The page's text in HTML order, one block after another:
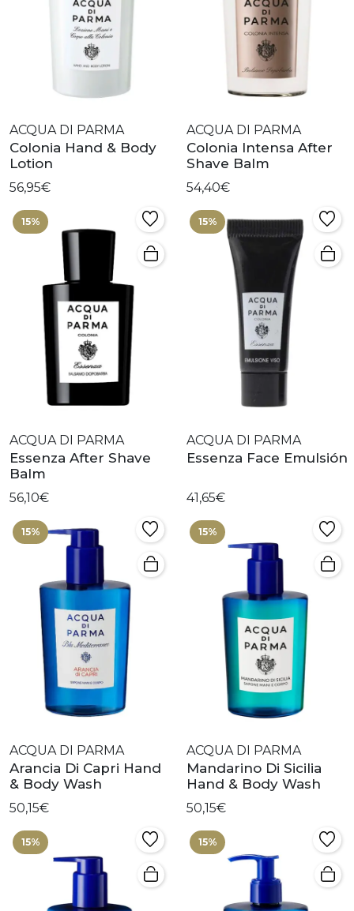
ACQUA DI PARMA
Colonia Hand & Body
Lotion
56,95€
ACQUA DI PARMA
Colonia Intensa After
Shave Balm
54,40€
15%
ACQUA DI PARMA
Essenza After Shave
Balm
56,10€
15%
ACQUA DI PARMA
Essenza Face Emulsión
41,65€
15%
ACQUA DI PARMA
Arancia Di Capri Hand
& Body Wash
50,15€
15%
ACQUA DI PARMA
Mandarino Di Sicilia
Hand & Body Wash
50,15€
15% 15%